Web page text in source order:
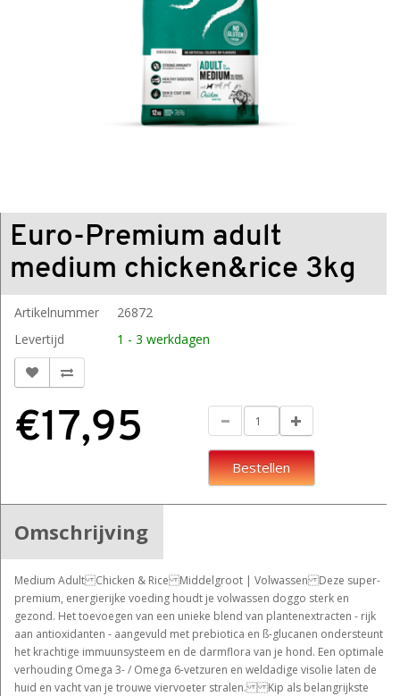
Euro-Premium adult
medium chicken&rice 3kg
Artikelnummer
26872
Levertijd
1 - 3 werkdagen
€17,95
Bestellen
Omschrijving
Medium Adult Chicken & Rice Middelgroot | Volwassen Deze super-
premium, energierijke voeding houdt je volwassen doggo sterk en
gezond. Het toevoegen van een unieke blend van plantenextracten - rijk
aan antioxidanten - aangevuld met prebiotica en ß-glucanen ondersteunt
het krachtige immuunsysteem en de darmflora van je hond. Een optimale
verhouding Omega 3- / Omega 6-vetzuren en weldadige visolie laten de
huid en vacht van je trouwe viervoeter stralen. Kip als belangrijkste